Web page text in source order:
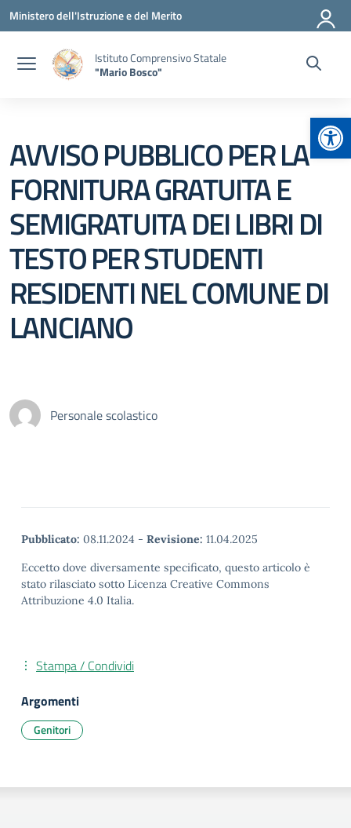
Vai ai contenuti
Vai al menu di navigazione
Vai al footer
Ministero dell'Istruzione e del Merito
Istituto Comprensivo Statale
"Mario Bosco"
AVVISO PUBBLICO PER LA
FORNITURA GRATUITA E
SEMIGRATUITA DEI LIBRI DI
TESTO PER STUDENTI
RESIDENTI NEL COMUNE DI
LANCIANO
Personale scolastico
Pubblicato: 08.11.2024 - Revisione: 11.04.2025
Eccetto dove diversamente specificato, questo articolo è
stato rilasciato sotto Licenza Creative Commons
Attribuzione 4.0 Italia.
Stampa / Condividi
Argomenti
Genitori